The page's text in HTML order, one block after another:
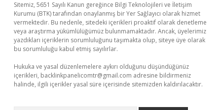
Sitemiz, 5651 Sayılı Kanun gereğince Bilgi Teknolojileri ve İletişim
Kurumu (BTK) tarafından onaylanmış bir Yer Sağlayıcı olarak hizmet
vermektedir. Bu nedenle, sitedeki içerikleri proaktif olarak denetleme
veya araştırma yükümlülüğümüz bulunmamaktadır. Ancak, üyelerimiz
yazdıkları içeriklerin sorumluluğunu taşımakta olup, siteye üye olarak
bu sorumluluğu kabul etmiş sayılırlar.
Hukuka ve yasal düzenlemelere aykırı olduğunu düşündüğünüz
içerikleri, backlinkpanelicomtr@gmail.com adresine bildirmeniz
halinde, ilgili içerikler yasal süre içerisinde sitemizden kaldırılacaktır.